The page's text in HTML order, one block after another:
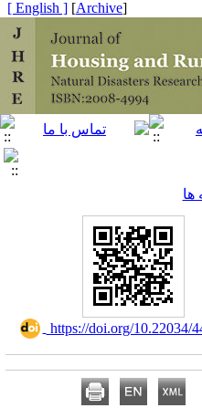
[
Archive
]
[ English ]
https://doi.org/10.22034/